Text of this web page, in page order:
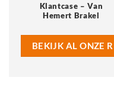
Klantcase – Van
Hemert Brakel
BEKIJK AL ONZE